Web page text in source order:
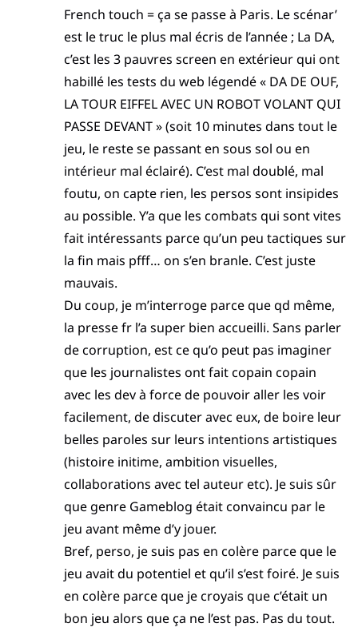
French touch = ça se passe à Paris. Le scénar’
est le truc le plus mal écris de l’année ; La DA,
c’est les 3 pauvres screen en extérieur qui ont
habillé les tests du web légendé « DA DE OUF,
LA TOUR EIFFEL AVEC UN ROBOT VOLANT QUI
PASSE DEVANT » (soit 10 minutes dans tout le
jeu, le reste se passant en sous sol ou en
intérieur mal éclairé). C’est mal doublé, mal
foutu, on capte rien, les persos sont insipides
au possible. Y’a que les combats qui sont vites
fait intéressants parce qu’un peu tactiques sur
la fin mais pfff… on s’en branle. C’est juste
mauvais.
Du coup, je m’interroge parce que qd même,
la presse fr l’a super bien accueilli. Sans parler
de corruption, est ce qu’o peut pas imaginer
que les journalistes ont fait copain copain
avec les dev à force de pouvoir aller les voir
facilement, de discuter avec eux, de boire leur
belles paroles sur leurs intentions artistiques
(histoire initime, ambition visuelles,
collaborations avec tel auteur etc). Je suis sûr
que genre Gameblog était convaincu par le
jeu avant même d’y jouer.
Bref, perso, je suis pas en colère parce que le
jeu avait du potentiel et qu’il s’est foiré. Je suis
en colère parce que je croyais que c’était un
bon jeu alors que ça ne l’est pas. Pas du tout.